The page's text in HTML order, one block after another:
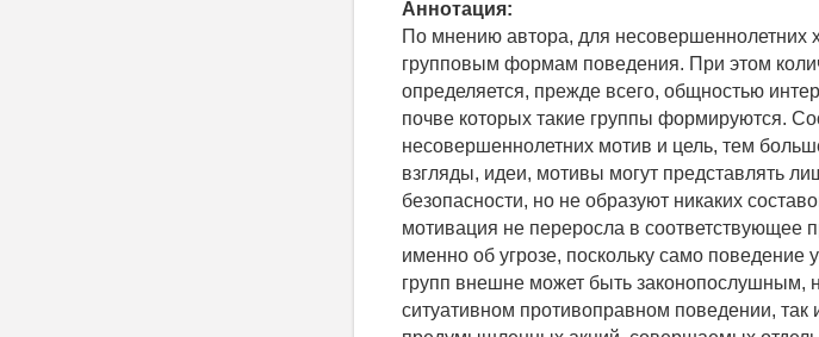
Аннотация:
По мнению автора, для несовершеннолетних
групповым формам поведения. При этом
определяется, прежде всего, общностью
почве которых такие группы формируются.
несовершеннолетних мотив и цель, тем
взгляды, идеи, мотивы могут представлять
безопасности, но не образуют никаких
мотивация не переросла в соответствующее
именно об угрозе, поскольку само
групп внешне может быть законопослушным,
ситуативном противоправном поведении, так